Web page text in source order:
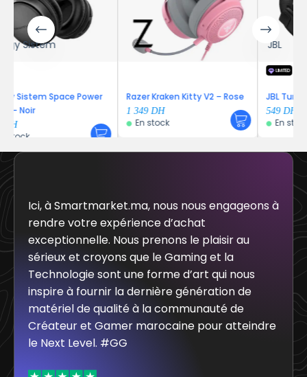
Razer Kraken Kitty V2 – Rose
JBL
JBL Tune 520 – Noir
Ici, à Smartmarket.ma, nous nous engageons à
rendre votre expérience d’achat
exceptionnelle. Nous prenons le plaisir au
sérieux et croyons que le Gaming et la
Technologie sont une forme d’art qui nous
inspire à fournir la dernière génération de
matériel de qualité à la communauté de
Créateur et Gamer marocaine pour atteindre
le Next Level. #GG